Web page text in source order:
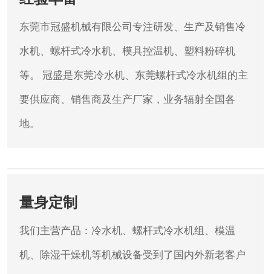
东莞市冠盛机械有限公司专注研发、生产及销售冷
水机、螺杆式冷水机、模具控温机、塑料粉碎机
等。 冠盛是东莞冷水机、东莞螺杆式冷水机组的主
要供应商、销售商及生产厂家，业务辐射全国各
地。
量身定制
我们主营产品：冷水机、螺杆式冷水机组、模温
机、除湿干燥机等机械设备受到了国内外新老客户